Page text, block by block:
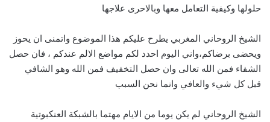
حلولها وكيفية التعامل معها وبالاحرى علاجها
الشيخ الروحاني المغربي يطرح عليكم هذا الموضوع واتمنى ان يحوز
ويحضى برضاكم،واني اليوم احدد لكم مواضع الالم عندكم ، فان حصل
الشفاء فمن الله تعالى وان حصل التخفيف فمن الله وهو الشافي
قبل كل شيء والعافي وانما نحن السبب
الشيخ الروحاني لم يكن يوما من الايام مهتما بالشبكة العنكبوتية